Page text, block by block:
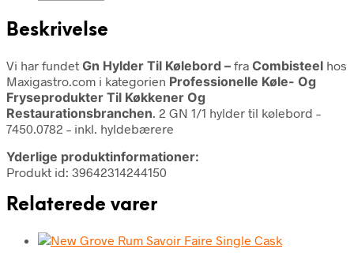
Beskrivelse
Vi har fundet Gn Hylder Til Kølebord – fra Combisteel hos
Maxigastro.com i kategorien Professionelle Køle- Og
Fryseprodukter Til Køkkener Og
Restaurationsbranchen. 2 GN 1/1 hylder til kølebord –
7450.0782 – inkl. hyldebærere
Yderlige produktinformationer:
Produkt id: 39642314244150
Relaterede varer